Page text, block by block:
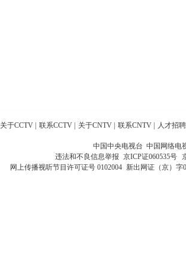
关于CCTV 联系CCTV 关于CNTV 联系CNTV 人才招聘
中国中央电视台 中国网络电
违法和不良信息举报 京ICP证060535号
网上传播视听节目许可证号 0102004 新出网证（京）